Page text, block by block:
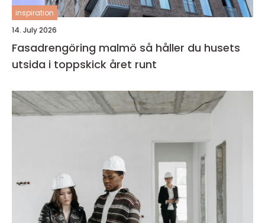
inspiration
14. July 2026
Fasadrengöring malmö så håller du husets
utsida i toppskick året runt